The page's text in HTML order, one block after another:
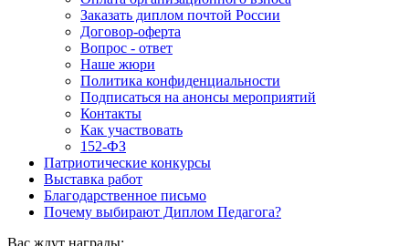
Заказать диплом почтой России
Договор-оферта
Вопрос - ответ
Наше жюри
Политика конфиденциальности
Подписаться на анонсы мероприятий
Контакты
Как участвовать
152-ФЗ
Патриотические конкурсы
Выставка работ
Благодарственное письмо
Почему выбирают Диплом Педагога?
Вас ждут награды: